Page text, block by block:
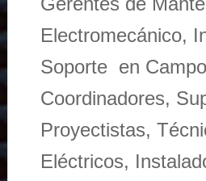
Electromecánico,
Soporte en
Coordinadores,
Proyectistas,
Eléctricos,